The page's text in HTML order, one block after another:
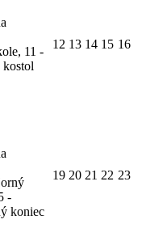
11 -
12 13 14 15 16
-
koniec
19 20 21 22 23